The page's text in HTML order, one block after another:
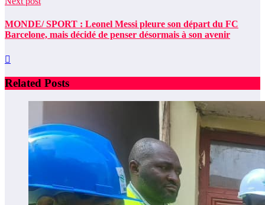
MONDE/ SPORT : Leonel Messi pleure son départ du FC
Barcelone, mais décidé de penser désormais à son avenir
Related Posts